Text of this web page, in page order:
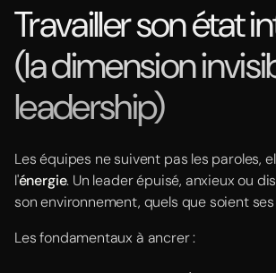
Travailler son état
(la dimension
leadership)
Les équipes ne suivent pas les paroles,
l'énergie. Un leader épuisé, anxieux ou
son environnement, quels que soient
Les fondamentaux à ancrer :